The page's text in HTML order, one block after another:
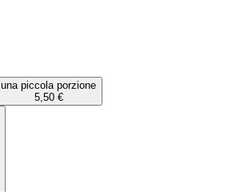
una piccola porzione
5,50 €